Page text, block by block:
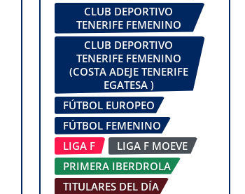
CLUB DEPORTIVO
TENERIFE FEMENINO
CLUB DEPORTIVO
TENERIFE FEMENINO
(COSTA ADEJE TENERIFE
EGATESA )
FÚTBOL EUROPEO
FÚTBOL FEMENINO
LIGA F
LIGA F MOEVE
PRIMERA IBERDROLA
TITULARES DEL DÍA